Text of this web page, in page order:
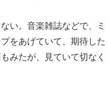
い。音楽雑誌などで、ミ
をあげていて、期待した
みたが、見ていて切なく